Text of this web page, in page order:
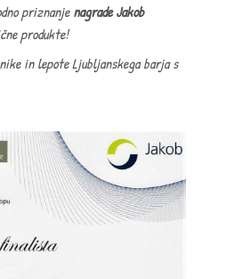
priznanjenagrade Jakob
produkte!
in lepote Ljubljanskega barja s